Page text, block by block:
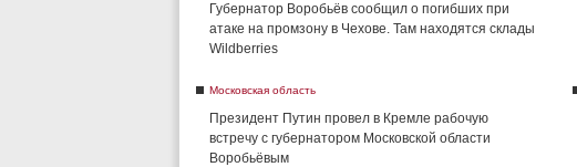
Губернатор Воробьёв сообщил о погибших при
атаке на промзону в Чехове. Там находятся склады
Wildberries
Московская область
Президент Путин провел в Кремле рабочую
встречу с губернатором Московской области
Воробьёвым